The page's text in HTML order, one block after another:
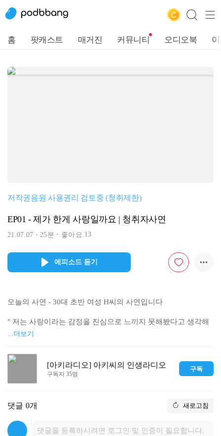
홈 팟캐스트 매거진 커뮤니티 오디오북
저작권음원 사용권리 검토중 (청취제한)
EP01 - 제가 한게 사랑일까요 | 청취자사연
21.07.07 25분 좋아요 13
에피소드 듣기
오늘의 사연 - 30대 초반 여성 H씨의 사연입니다
" 저는 사랑이라는 감정을 진심으로 느끼지 못해봤다고 생각해
요.
라고 그때의 감정을 부정하게 됐죠.
사랑인지 아닌지 구분할 수 없어요. 뭐랄까,
하고 생각하는 거죠.
더 먼 과거로 돌아가 생각해보면,
전 누군가를 좋아한다, 고 늘 착각하고 살았어요.
...더보기
[아키라디오] 아키씨의 인생라디오
구독자 35명
구독
댓글 0개 새로고침